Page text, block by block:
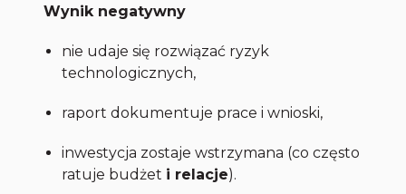
Wynik negatywny
nie udaje się rozwiązać ryzyk
technologicznych,
raport dokumentuje prace i wnioski,
inwestycja zostaje wstrzymana (co często
ratuje budżet i relacje).